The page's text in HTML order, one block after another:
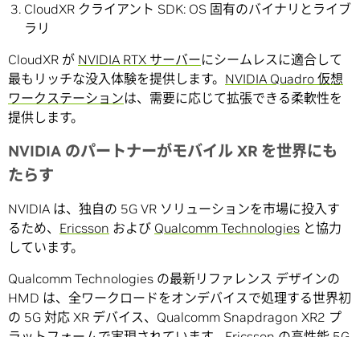
CloudXR クライアント SDK: OS 固有のバイナリとライブ
ラリ
CloudXR が NVIDIA RTX サーバーにシームレスに適合して
最もリッチな没入体験を提供します。 NVIDIA Quadro 仮想
ワークステーションは、需要に応じて拡張できる柔軟性を
提供します。
NVIDIA のパートナーがモバイル XR を世界にも
たらす
NVIDIA は、独自の 5G VR ソリューションを市場に投入す
るため、 Ericsson および Qualcomm Technologies と協力
しています。
Qualcomm Technologies の最新リファレンス デザインの
HMD は、全ワークロードをオンデバイスで処理する世界初
の 5G 対応 XR デバイス、Qualcomm Snapdragon XR2 プ